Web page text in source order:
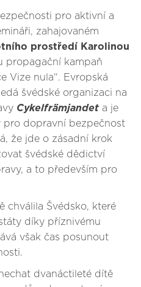
pro aktivní a
zahajovaném
prostředí Karolinou
propagační kampaň
Vize nula“. Evropská
švédské organizaci na
Cykelfrämjandet a je
pro dopravní bezpečnost
že jde o zásadní krok
švédské dědictví
a to především pro
chválila Švédsko, které
díky příznivému
však čas posunout
dvanáctileté dítě